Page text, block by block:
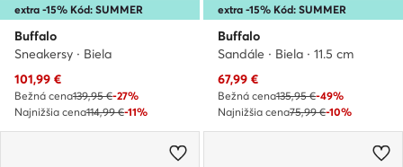
extra -15% Kód: SUMMER
Buffalo
Sneakersy · Biela
Aktuálna cena
101,99 €
Bežná cena139,95 €-27%
Najnižšia cena114,99 €-11%
extra -15% Kód: SUMMER
Buffalo
Sandále · Biela · 11.5 cm
Aktuálna cena
67,99 €
Bežná cena135,95 €-49%
Najnižšia cena75,99 €-10%